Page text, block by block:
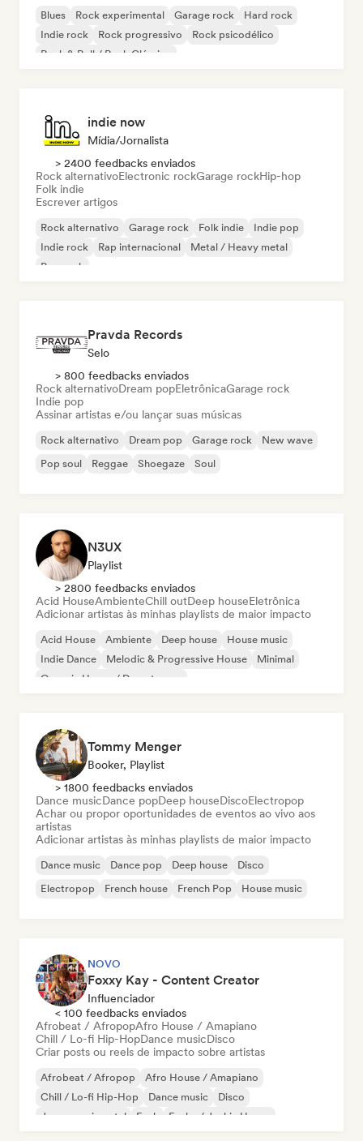
Blues Rock experimental Garage rock
Hard rock
Indie rock
Rock progressivo
Rock psicodélico
Rock & Roll / Rock Clássico
indie now
Mídia/Jornalista
> 2400 feedbacks enviados
Rock alternativoElectronic rockGarage rockHip-hop
Folk indie
Escrever artigos
Rock alternativo Garage rock Folk indie
Indie pop
Indie rock
Rap internacional
Metal / Heavy metal
Pop rock
Pravda Records
Selo
> 800 feedbacks enviados
Rock alternativoDream popEletrônicaGarage rock
Indie pop
Assinar artistas e/ou lançar suas músicas
Rock alternativo Dream pop Garage rock
New wave
Pop soul
Reggae Shoegaze Soul
N3UX
Playlist
> 2800 feedbacks enviados
Acid HouseAmbienteChill outDeep houseEletrônica
Adicionar artistas às minhas playlists de maior impacto
Acid House Ambiente Deep house
House music
Indie Dance
Melodic & Progressive House
Minimal
Organic House / Downtempo
Tommy Menger
Booker, Playlist
> 1800 feedbacks enviados
Dance musicDance popDeep houseDiscoElectropop
Achar ou propor oportunidades de eventos ao vivo aos
artistas
Adicionar artistas às minhas playlists de maior impacto
Dance music Dance pop Deep house
Disco
Electropop
French house French Pop House music
NOVO
Foxxy Kay - Content Creator
Influenciador
< 100 feedbacks enviados
Afrobeat / AfropopAfro House / Amapiano
Chill / Lo-fi Hip-HopDance musicDisco
Criar posts ou reels de impacto sobre artistas
Afrobeat / Afropop
Afro House / Amapiano
Chill / Lo-fi Hip-Hop
Dance music
Disco
Jazz experimental
Funk Funky / Jackin House